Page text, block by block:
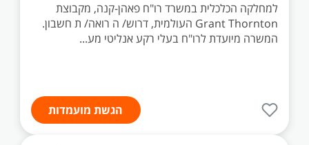
למחלקה הכלכלית במשרד רו"ח פאהן-קנה, מקבוצת
Grant Thornton העולמית, דרוש/ ה רואה/ ת חשבון.
המשרה מיועדת לרו"ח בעלי רקע אנליטי מע...
הגשת מועמדות